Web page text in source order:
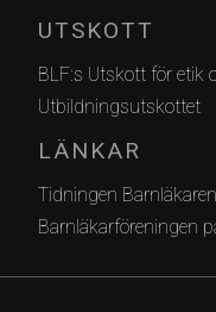
UTSKOTT
BLF:s Utskott för etik
Utbildningsutskottet
LÄNKAR
Tidningen Barnläkaren
Barnläkarföreningen